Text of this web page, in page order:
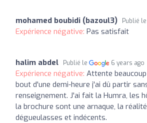
mohamed boubidi (bazoul3) Publié le
Expérience négative: Pas satisfait
halim abdel Publié le 6 years ago
Expérience négative: Attente
bout d'une demi-heure j'ai dû partir
renseignement. J'ai fait la Humra, les
la brochure sont une arnaque, la
dégueulasses et indécents.